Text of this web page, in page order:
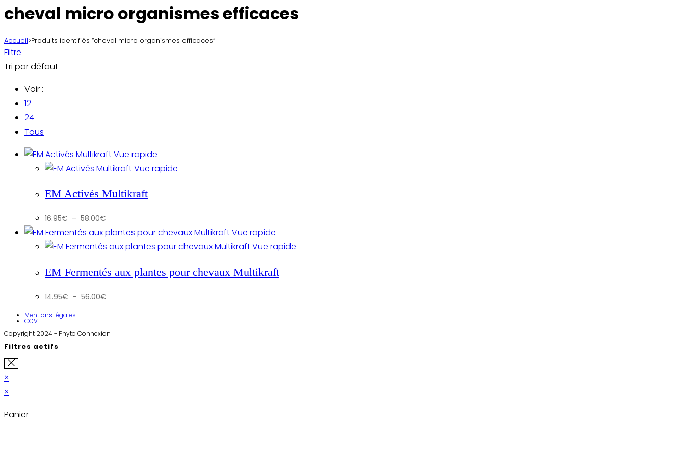
cheval micro organismes efficaces
Accueil>Produits identifiés “cheval micro organismes efficaces”
Filtre
Tri par défaut
Voir :
12
24
Tous
Vue rapide
Vue rapide
EM Activés Multikraft
16.95€ – 58.00€
prix :
16.95€
à
58.00€
Vue rapide
Vue rapide
EM Fermentés aux plantes pour chevaux Multikraft
14.95€ – 56.00€
Mentions légales
CGV
Copyright 2024 - Phyto Connexion
Filtres actifs
×
×
Panier